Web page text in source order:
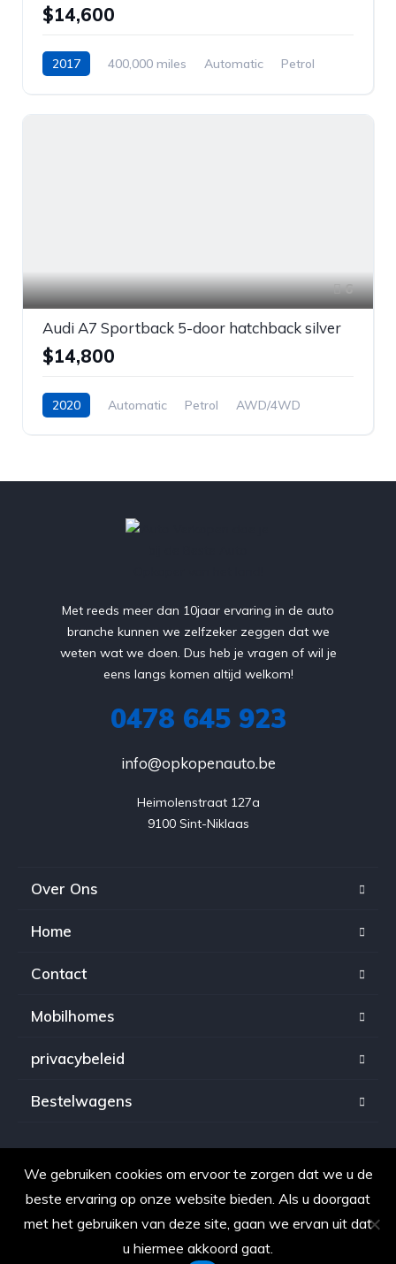
$14,600
2017 400,000 miles Automatic
Petrol
6
Audi A7 Sportback 5-door hatchback silver
$14,800
2020 Automatic Petrol AWD/4WD
Met reeds meer dan 10jaar ervaring in de auto
branche kunnen we zelfzeker zeggen dat we
weten wat we doen. Dus heb je vragen of wil je
eens langs komen altijd welkom!
0478 645 923
info@opkopenauto.be
Heimolenstraat 127a
9100 Sint-Niklaas
Over Ons
Home
Contact
Mobilhomes
privacybeleid
Bestelwagens
Copyright © 2021. Alle rechten voorbehouden voor
OpkopenAuto.be
We gebruiken cookies om ervoor te zorgen dat we u de
beste ervaring op onze website bieden. Als u doorgaat
met het gebruiken van deze site, gaan we ervan uit dat
u hiermee akkoord gaat.